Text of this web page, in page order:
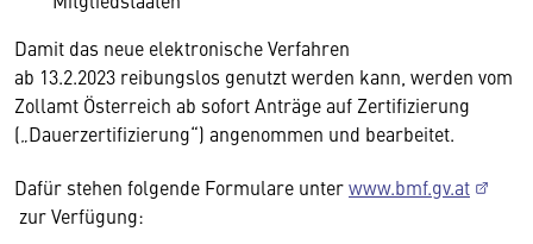
Damit das neue elektronische Verfahren
ab 13.2.2023 reibungslos genutzt werden kann, werden vom
Zollamt Österreich ab sofort Anträge auf Zertifizierung
(„Dauerzertifizierung“) angenommen und bearbeitet.
Dafür stehen folgende Formulare unterwww.bmf.gv.at
zur Verfügung: